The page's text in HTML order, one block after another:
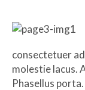
consectetuer
molestie lacus.
Phasellus